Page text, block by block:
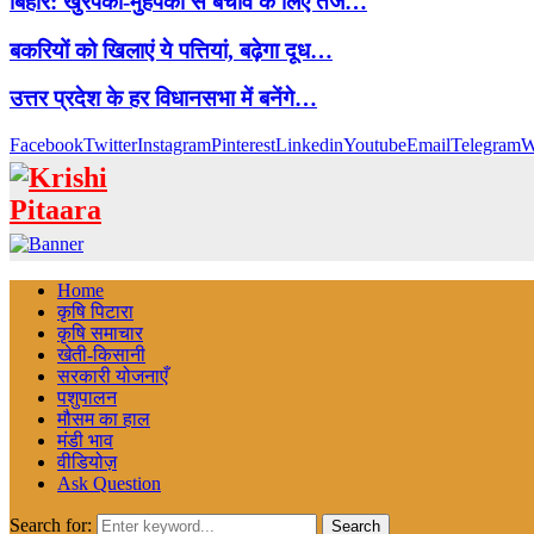
बकरियों को खिलाएं ये पत्तियां, बढ़ेगा दूध…
उत्तर प्रदेश के हर विधानसभा में बनेंगे…
FacebookTwitterInstagramPinterestLinkedinYoutubeEmailTelegram
Home
कृषि पिटारा
कृषि समाचार
खेती-किसानी
सरकारी योजनाएँ
पशुपालन
मौसम का हाल
मंडी भाव
वीडियोज़
Ask Question
Search for: Search